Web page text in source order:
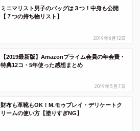
ミニマリスト男子のバッグは３つ！中身も公開
【７つの持ち物リスト】
2019年6月12日
【2019最新版】Amazonプライム会員の年会費・
特典12コ・5年使った感想まとめ
2019年5月7日
財布も革靴もOK！M.モゥブレイ・デリケートク
リームの使い方【塗りすぎNG】